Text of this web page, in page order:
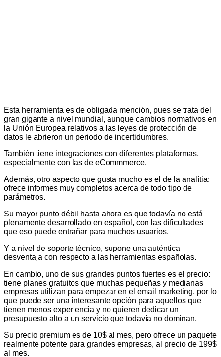
Esta herramienta es de obligada mención, pues se trata del
gran gigante a nivel mundial, aunque cambios normativos en
la Unión Europea relativos a las leyes de protección de
datos le abrieron un periodo de incertidumbres.
También tiene integraciones con diferentes plataformas,
especialmente con las de eCommmerce.
Además, otro aspecto que gusta mucho es el de la analítia:
ofrece informes muy completos acerca de todo tipo de
parámetros.
Su mayor punto débil hasta ahora es que todavía no está
plenamente desarrollado en español, con las dificultades
que eso puede entrañar para muchos usuarios.
Y a nivel de soporte técnico, supone una auténtica
desventaja con respecto a las herramientas españolas.
En cambio, uno de sus grandes puntos fuertes es el precio:
tiene planes gratuitos que muchas pequeñas y medianas
empresas utilizan para empezar en el email marketing, por lo
que puede ser una interesante opción para aquellos que
tienen menos experiencia y no quieren dedicar un
presupuesto alto a un servicio que todavía no dominan.
Su precio premium es de 10$ al mes, pero ofrece un paquete
realmente potente para grandes empresas, al precio de 199$
al mes.